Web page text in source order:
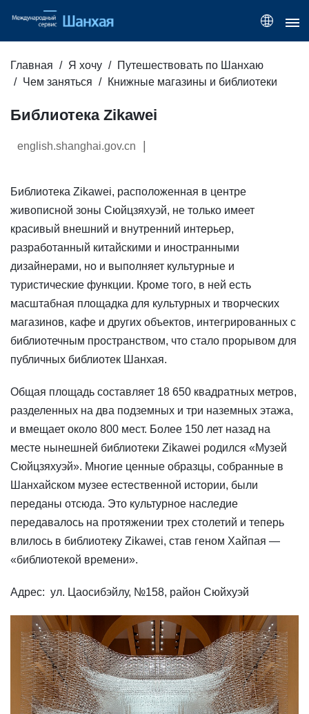
Главная Я хочу
Путешествовать по Шанхаю
Чем заняться
Книжные магазины и библиотеки
Библиотека Zikawei
english.shanghai.gov.cn
Библиотека Zikawei, расположенная в центре
живописной зоны Сюйцзяхуэй, не только имеет
красивый внешний и внутренний интерьер,
разработанный китайскими и иностранными
дизайнерами, но и выполняет культурные и
туристические функции. Кроме того, в ней есть
масштабная площадка для культурных и творческих
магазинов, кафе и других объектов, интегрированных с
библиотечным пространством, что стало прорывом для
публичных библиотек Шанхая.
Общая площадь составляет 18 650 квадратных метров,
разделенных на два подземных и три наземных этажа,
и вмещает около 800 мест. Более 150 лет назад на
месте нынешней библиотеки Zikawei родился «Музей
Сюйцзяхуэй». Многие ценные образцы, собранные в
Шанхайском музее естественной истории, были
переданы отсюда. Это культурное наследие
передавалось на протяжении трех столетий и теперь
влилось в библиотеку Zikawei, став геном Хайпая —
«библиотекой времени».
Адрес: ул. Цаосибэйлу, №158, район Сюйхуэй